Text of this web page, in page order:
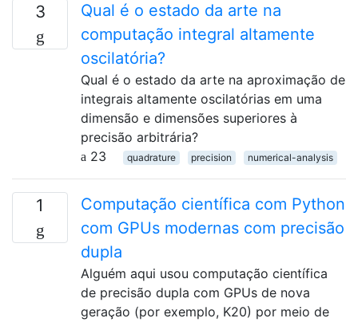
3
Qual é o estado da arte na
computação integral altamente
oscilatória?
Qual é o estado da arte na aproximação de
integrais altamente oscilatórias em uma
dimensão e dimensões superiores à
precisão arbitrária?
23
quadrature precision numerical-analysis
1
Computação científica com Python
com GPUs modernas com precisão
dupla
Alguém aqui usou computação científica
de precisão dupla com GPUs de nova
geração (por exemplo, K20) por meio de